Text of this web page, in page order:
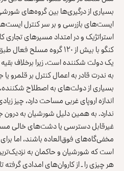
بسیاری از درگیری‌ها بین گروه‌های
ایست‌های بازرسی و بر سر کنترل
استراتژیک و در امتداد مسیرهای تجاری
کنگو بابیش از ۱۲۰ گروه مسلح
فعال طبق
یک دولت شکننده است، زیرا برخلاف
به ندرت قادر به اعمال کنترل بر
بسیاری از دولت‌های به اصطلاح شکننده،
اندازه اروپای غربی مساحت دارد، چیز
ندارد. به همین دلیل شورشیان به درون
غیرقابل دسترسی یا دشت‌های خالی
مخفی‌گاه‌های فوق‌العاده باشند، اما
است که شورشیان و حاکمان به
هر چیزی را ـ از کاروان‌های امدادی